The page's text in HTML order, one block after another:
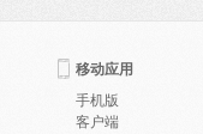
移动应用
手机版
客户端